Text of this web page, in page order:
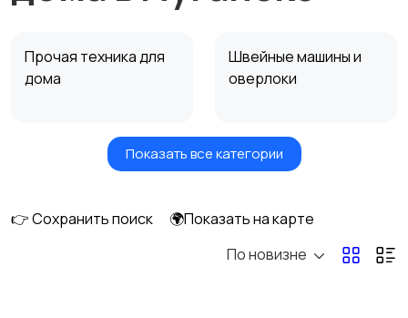
Прочая техника для
дома
Швейные машины и
оверлоки
Пылесосы
Показать все категории
👉 Сохранить поиск
🌍Показать на карте
По новизне